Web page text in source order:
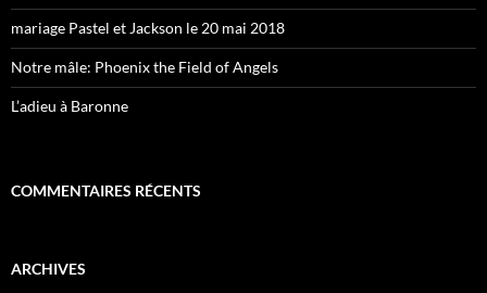
mariage Pastel et Jackson le 20 mai 2018
Notre mâle: Phoenix the Field of Angels
L’adieu à Baronne
COMMENTAIRES RÉCENTS
ARCHIVES